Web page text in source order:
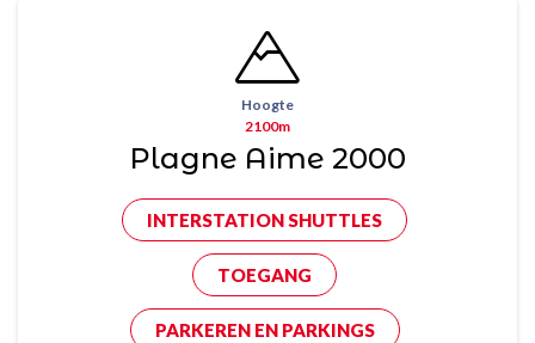
Hoogte
2100m
Plagne Aime 2000
INTERSTATION SHUTTLES
TOEGANG
PARKEREN EN PARKINGS